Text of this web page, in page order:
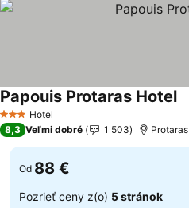
3 Počet hviezdičiek
Hotel
Papouis Protaras Hotel
8,3 Veľmi dobré 1 503 Protaras
Od 88 €
Pozrieť ceny z(o) 5 stránok